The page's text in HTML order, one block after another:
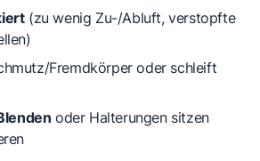
(zu wenig Zu-/Abluft, verstopfte
Fremdkörper oder schleift
oder Halterungen sitzen